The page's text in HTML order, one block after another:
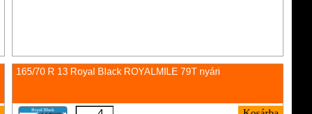
165/70 R 13 Royal Black ROYALMILE 79T nyári